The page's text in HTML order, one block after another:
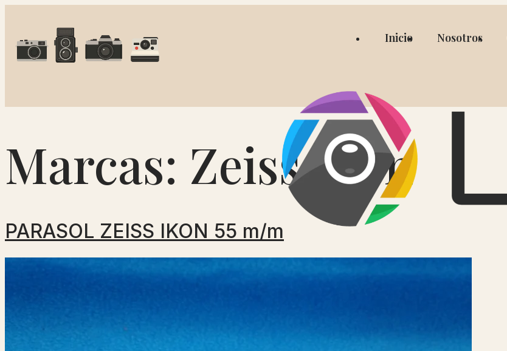
Inicio Nosotros
Marcas: Zeiss Ikon
PARASOL ZEISS IKON 55 m/m